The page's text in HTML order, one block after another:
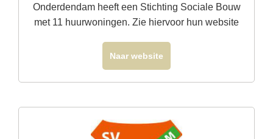
Onderdendam heeft een Stichting Sociale Bouw
met 11 huurwoningen. Zie hiervoor hun website
Naar website